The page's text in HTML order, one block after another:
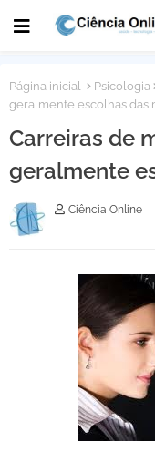
Página inicial Psicologia
geralmente escolhas das
Carreiras de
geralmente
Ciência Online